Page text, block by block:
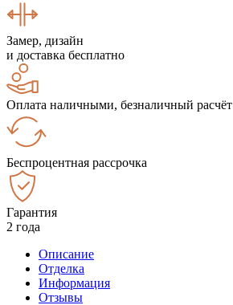
Замер, дизайн
и доставка бесплатно
Оплата наличными, безналичный расчёт
Беспроцентная рассрочка
Гарантия
2 года
Описание
Отделка
Информация
Отзывы